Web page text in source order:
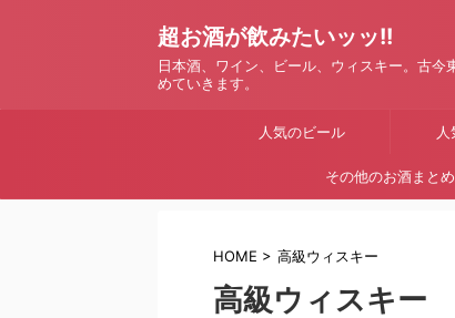
超お酒が飲みたいッッ!!
日本酒、ワイン、ビール、ウィスキー。古今
めていきます。
人気のビール
その他のお酒まとめ
HOME > 高級ウィスキー
高級ウィスキー